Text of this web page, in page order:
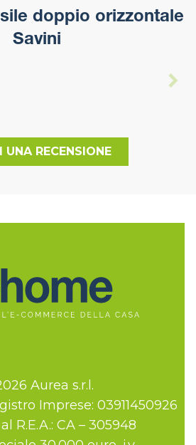
doppio orizzontale
Savini
UNA RECENSIONE
Aurea s.r.l.
Imprese: 03911450926
R.E.A.: CA – 305948